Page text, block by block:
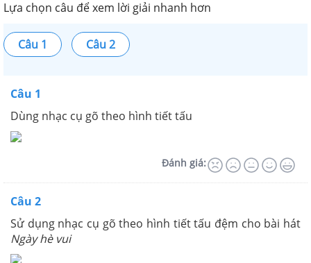
Lựa chọn câu để xem lời giải nhanh hơn
Câu 1 Câu 2
Câu 1
Dùng nhạc cụ gõ theo hình tiết tấu
Đánh giá:
Câu 2
Sử dụng nhạc cụ gõ theo hình tiết tấu đệm cho bài hát
Ngày hè vui